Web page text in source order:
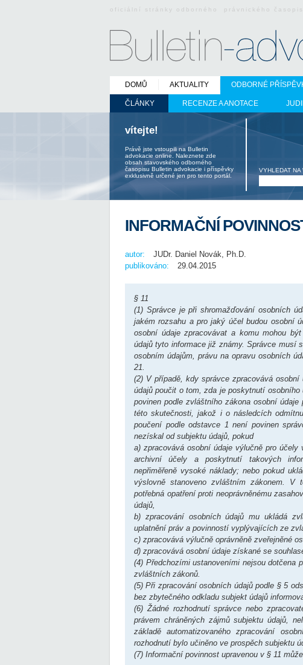
oficiální stránky odborného právnického
DOMŮ AKTUALITY ODBORNÉ
ČLÁNKY RECENZE A ANOTACE
vítejte!
Právě jste vstoupili na Bulletin
advokacie online. Naleznete zde
obsah stavovského odborného
časopisu Bulletin advokacie i příspěvky
exklusivně určené jen pro tento portál.
VYHLEDAT NA
INFORMAČNÍ
autor:
JUDr. Daniel Novák, Ph.D.
publikováno:
29.04.2015
§ 11
(1) Správce je při shromažďování osobních
jakém rozsahu a pro jaký účel budou osobní
osobní údaje zpracovávat a komu mohou
údajů tyto informace již známy. Správce musí
osobním údajům, právu na opravu osobních
21.
(2) V případě, kdy správce zpracovává
údajů poučit o tom, zda je poskytnutí
povinen podle zvláštního zákona osobní
této skutečnosti, jakož i o následcích
poučení podle odstavce 1 není povinen
nezískal od subjektu údajů, pokud
a) zpracovává osobní údaje výlučně pro
archivní účely a poskytnutí takových
nepřiměřeně vysoké náklady; nebo pokud
výslovně stanoveno zvláštním zákonem. V
potřebná opatření proti neoprávněnému
údajů,
b) zpracování osobních údajů mu ukládá
uplatnění práv a povinností vyplývajících ze
c) zpracovává výlučně oprávněně zveřejněné
d) zpracovává osobní údaje získané se
(4) Předchozími ustanoveními nejsou dotčena
zvláštních zákonů.
(5) Při zpracování osobních údajů podle § 5
bez zbytečného odkladu subjekt údajů
(6) Žádné rozhodnutí správce nebo
právem chráněných zájmů subjektu údajů,
základě automatizovaného zpracování
rozhodnutí bylo učiněno ve prospěch subjektu
(7) Informační povinnost upravenou v § 11